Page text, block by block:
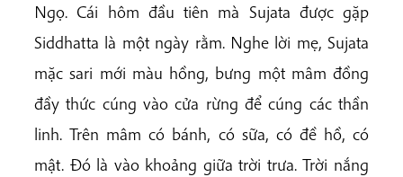
Ngọ. Cái hôm đầu tiên mà Sujata được gặp
Siddhatta là một ngày rằm. Nghe lời mẹ, Sujata
mặc sari mới màu hồng, bưng một mâm đồng
đầy thức cúng vào cửa rừng để cúng các thần
linh. Trên mâm có bánh, có sữa, có đề hồ, có
mật. Đó là vào khoảng giữa trời trưa. Trời nắng